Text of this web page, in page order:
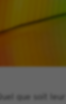
Quel que soit